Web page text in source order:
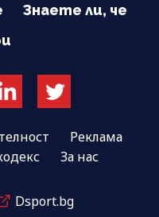
Знаете ли, че
Реклама
За нас
Dsport.bg